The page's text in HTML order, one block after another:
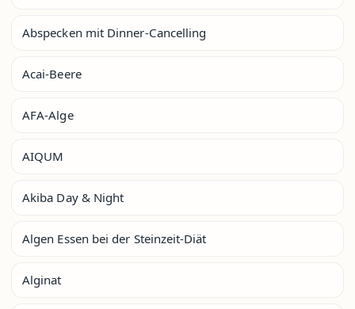
Abspecken mit Dinner-Cancelling
Acai-Beere
AFA-Alge
AIQUM
Akiba Day & Night
Algen Essen bei der Steinzeit-Diät
Alginat